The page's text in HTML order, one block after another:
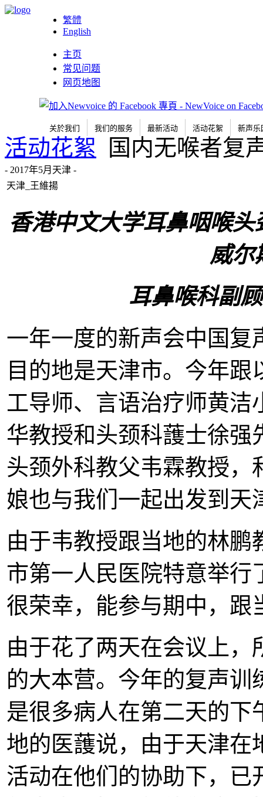
繁體
English
主页
常见问题
网页地图
关於我们 我们的服务 最新活动 活动花絮 新声乐
活动花絮 国内无喉者复
- 2017年5月天津 -
天津_王維揚
香港中文大学耳鼻咽喉头
威尔
耳鼻喉科副
一年一度的新声会中国复
目的地是天津市。今年
工导师、言语治疗师黄洁
华教授和头颈科䕶士徐强
头颈外科教父韦霖教授，
娘也与我们一起出发到天
由于韦教授跟当地的林
市第一人民医院特意举行
很荣幸，能参与期中，跟
由于花了两天在会议上
的大本营。今年的复声
是很多病人在第二天的下
地的医䕶说，由于天津在
活动在他们的协助下，已